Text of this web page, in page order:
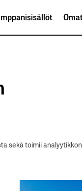
sekä toimii